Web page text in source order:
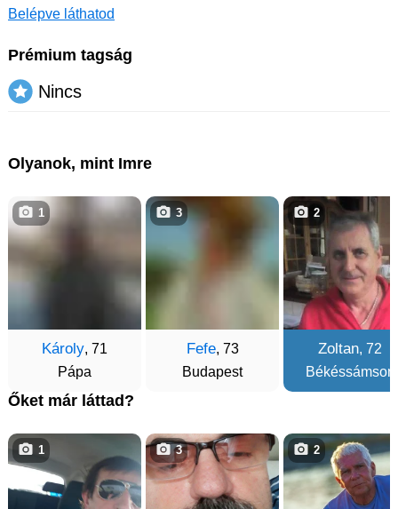
Belépve láthatod
Prémium tagság
Nincs
Olyanok, mint Imre
Károly, 71
Pápa
1
Fefe, 73
Budapest
3
Zoltan, 72
Békéssámson
2
Őket már láttad?
1 3 2